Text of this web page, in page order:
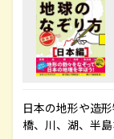
日本の地形や造
橋、川、湖、半